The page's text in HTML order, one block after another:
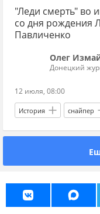
Владимир Зеленский
Украина
"Леди смерть" во
со дня рождения
Павличенко
Олег
Донецкий
12 июля, 08:00
История снайпер
история СССР
Крым США